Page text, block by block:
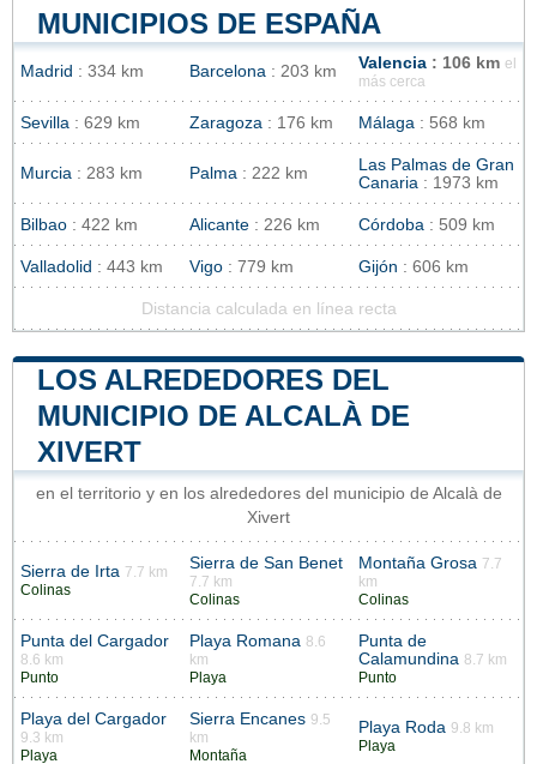
MUNICIPIOS DE ESPAÑA
Madrid : 334 km Barcelona : 203 km Valencia : 106 km el
más cerca
Sevilla : 629 km Zaragoza : 176 km Málaga : 568 km
Murcia : 283 km Palma : 222 km
Las Palmas de Gran
Canaria : 1973 km
Bilbao : 422 km Alicante : 226 km Córdoba : 509 km
Valladolid : 443 km Vigo : 779 km Gijón : 606 km
Distancia calculada en línea recta
LOS ALREDEDORES DEL
MUNICIPIO DE ALCALÀ DE
XIVERT
en el territorio y en los alrededores del municipio de Alcalà de
Xivert
Sierra de Irta 7.7 km
Colinas
Sierra de San Benet
7.7 km
Colinas
Montaña Grosa 7.7
km
Colinas
Punta del Cargador
8.6 km
Punto
Playa Romana 8.6
km
Playa
Punta de
Calamundina 8.7 km
Punto
Playa del Cargador
9.3 km
Playa
Sierra Encanes 9.5
km
Montaña
Playa Roda 9.8 km
Playa